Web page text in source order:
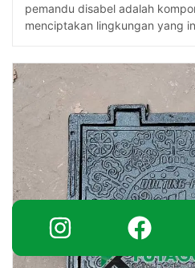
pemandu disabel adalah
menciptakan lingkungan yang